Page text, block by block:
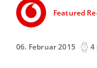
Featured
06. Februar 2015 4